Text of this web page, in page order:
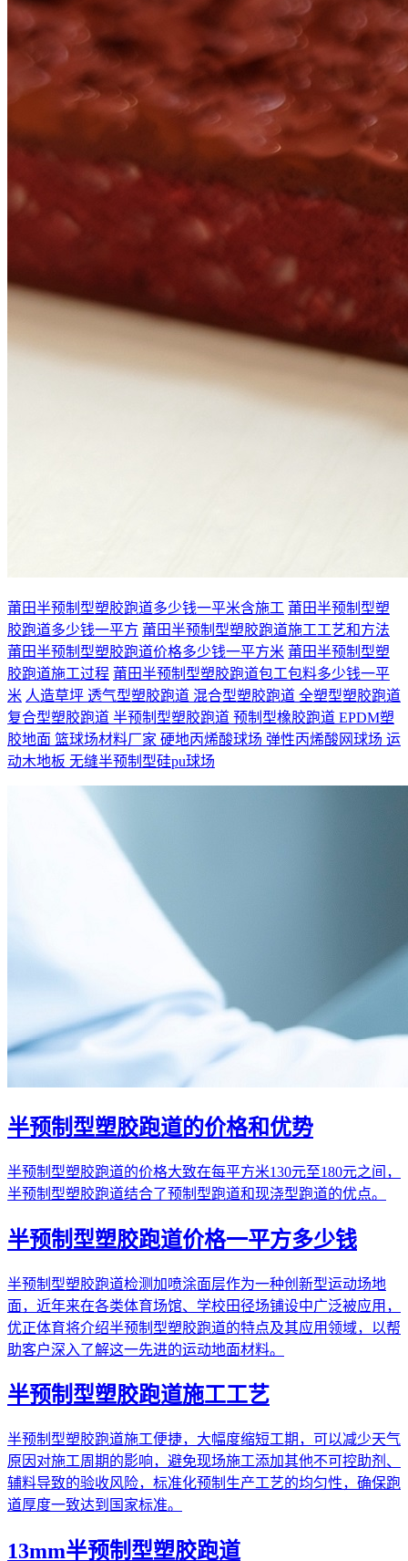
莆田半预制型塑胶跑道多少钱一平米含施工 莆田半预制型塑
胶跑道多少钱一平方 莆田半预制型塑胶跑道施工工艺和方法
莆田半预制型塑胶跑道价格多少钱一平方米 莆田半预制型塑
胶跑道施工过程 莆田半预制型塑胶跑道包工包料多少钱一平
米 人造草坪 透气型塑胶跑道 混合型塑胶跑道 全塑型塑胶跑道
复合型塑胶跑道 半预制型塑胶跑道 预制型橡胶跑道 EPDM塑
胶地面 篮球场材料厂家 硬地丙烯酸球场 弹性丙烯酸网球场 运
动木地板 无缝半预制型硅pu球场
半预制型塑胶跑道的价格和优势
半预制型塑胶跑道的价格大致在每平方米130元至180元之间，
半预制型塑胶跑道结合了预制型跑道和现浇型跑道的优点。
半预制型塑胶跑道价格一平方多少钱
半预制型塑胶跑道检测加喷涂面层作为一种创新型运动场地
面，近年来在各类体育场馆、学校田径场铺设中广泛被应用，
优正体育将介绍半预制型塑胶跑道的特点及其应用领域，以帮
助客户深入了解这一先进的运动地面材料。
半预制型塑胶跑道施工工艺
半预制型塑胶跑道施工便捷，大幅度缩短工期，可以减少天气
原因对施工周期的影响，避免现场施工添加其他不可控助剂、
辅料导致的验收风险，标准化预制生产工艺的均匀性，确保跑
道厚度一致达到国家标准。
13mm半预制型塑胶跑道